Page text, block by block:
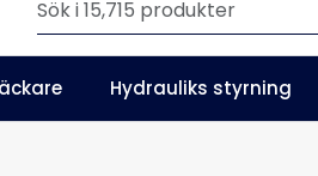
Outlet
katalogerHydrauliks styrning